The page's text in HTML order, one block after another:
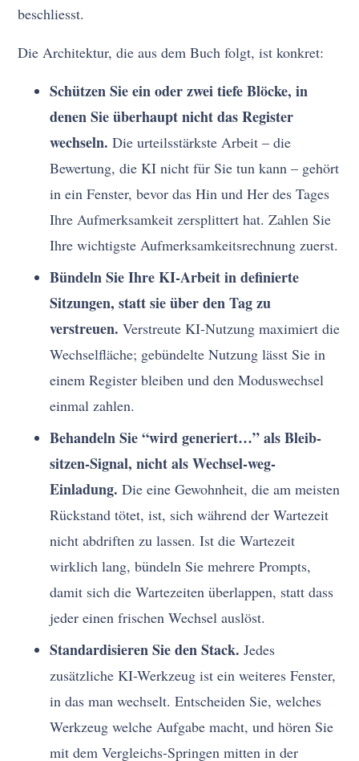
beschliesst.
Die Architektur, die aus dem Buch folgt, ist konkret:
Schützen Sie ein oder zwei tiefe Blöcke, in
denen Sie überhaupt nicht das Register
wechseln. Die urteilsstärkste Arbeit – die
Bewertung, die KI nicht für Sie tun kann – gehört
in ein Fenster, bevor das Hin und Her des Tages
Ihre Aufmerksamkeit zersplittert hat. Zahlen Sie
Ihre wichtigste Aufmerksamkeitsrechnung zuerst.
Bündeln Sie Ihre KI-Arbeit in definierte
Sitzungen, statt sie über den Tag zu
verstreuen. Verstreute KI-Nutzung maximiert die
Wechselfläche; gebündelte Nutzung lässt Sie in
einem Register bleiben und den Moduswechsel
einmal zahlen.
Behandeln Sie “wird generiert…” als Bleib-
sitzen-Signal, nicht als Wechsel-weg-
Einladung. Die eine Gewohnheit, die am meisten
Rückstand tötet, ist, sich während der Wartezeit
nicht abdriften zu lassen. Ist die Wartezeit
wirklich lang, bündeln Sie mehrere Prompts,
damit sich die Wartezeiten überlappen, statt dass
jeder einen frischen Wechsel auslöst.
Standardisieren Sie den Stack. Jedes
zusätzliche KI-Werkzeug ist ein weiteres Fenster,
in das man wechselt. Entscheiden Sie, welches
Werkzeug welche Aufgabe macht, und hören Sie
mit dem Vergleichs-Springen mitten in der